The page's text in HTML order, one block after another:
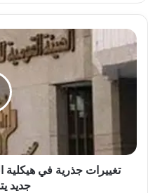
تغييرات
جذرية
في
هيكلية
إدارة
جديد
يتولىتغييرات جذرية في هيكلية
جديد